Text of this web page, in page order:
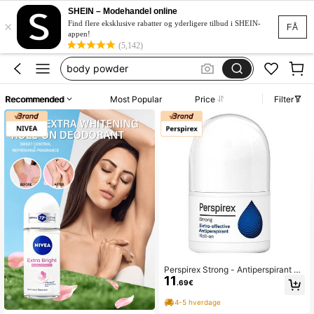
FÅ
×
SHEIN – Modehandel online
Find flere eksklusive rabatter og yderligere tilbud i SHEIN-
appen!
(5,142)
dove body cream
dov
body powder
deo
dove body cream
dov
Recommended Most Popular Price Filter
Perspirex Strong - Antiperspirant Ro
ll-On 20 ml
11 .69€
4-5 hverdage